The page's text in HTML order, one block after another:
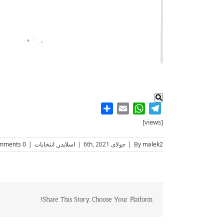
.
Telegram
WhatsApp
Email
[views]
By malek2
| جولای 6th, 2021 | اسلایدر, انتخابات |
0 Comments
Share This Story, Choose Your Platform!